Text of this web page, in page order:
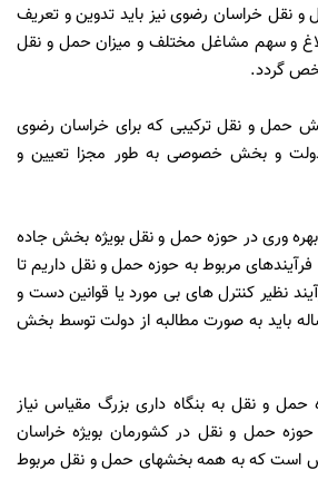
نقل خراسان رضوی نیز باید تدوین و تعریف
و سهم مشاغل مختلف و میزان حمل و نقل
گردد.
حمل و نقل ترکیبی که برای خراسان رضوی
و بخش خصوصی به طور مجزا تعیین و
بهره وری در حوزه حمل و نقل بویژه بخش جاده
فرآیندهای مربوط به حوزه حمل و نقل داریم تا
نظیر کنترل های بی مورد یا قوانین دست و
باید به صورت مطالبه از دولت توسط بخش
حمل و نقل به بنگاه داری بزرگ مقیاس نیاز
حوزه حمل و نقل در کشورمان بویژه خراسان
است که به همه بخشهای حمل و نقل مربوط